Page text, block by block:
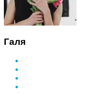
Галя